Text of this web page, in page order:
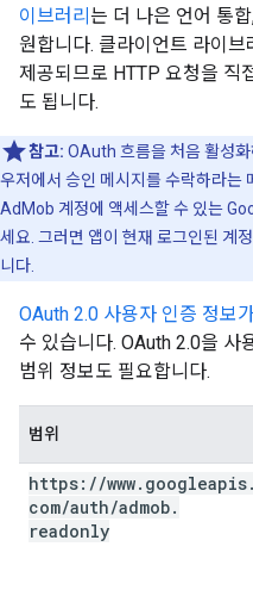
이브러리 는 더 나은 언어 통
원합니다. 클라이언트 라이
제공되므로 HTTP 요청을 직
도 됩니다.
참고: OAuth 흐름을 처음 활성
우저에서 승인 메시지를 수락하라는
AdMob 계정에 액세스할 수 있는
세요. 그러면 앱이 현재 로그인된 계
니다.
OAuth 2.0 사용자 인증 정보
수 있습니다. OAuth 2.0을 사
범위 정보도 필요합니다.
범위
https: //www. googleapis.
com/auth/admob.
readonly